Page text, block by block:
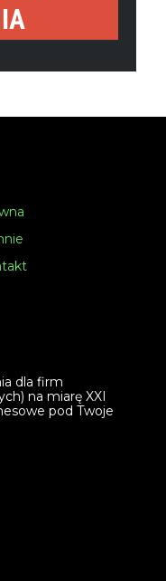
dla firm
na miarę XXI
pod Twoje